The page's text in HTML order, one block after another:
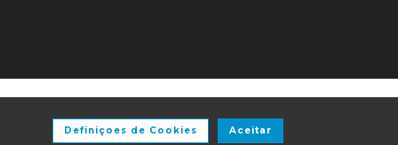
Aceitar
Definiçoes de Cookies